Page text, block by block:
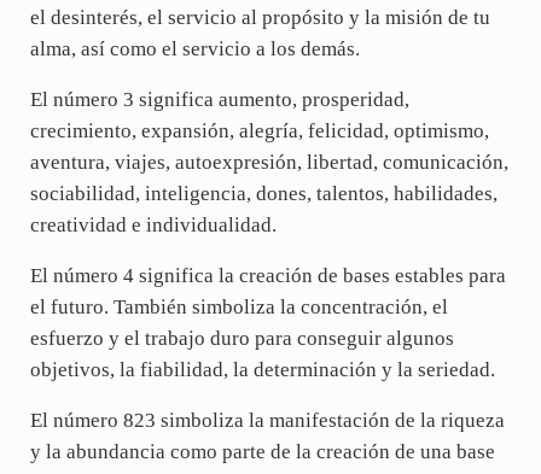
el desinterés, el servicio al propósito y la misión de tu
alma, así como el servicio a los demás.
El número 3 significa aumento, prosperidad,
crecimiento, expansión, alegría, felicidad, optimismo,
aventura, viajes, autoexpresión, libertad, comunicación,
sociabilidad, inteligencia, dones, talentos, habilidades,
creatividad e individualidad.
El número 4 significa la creación de bases estables para
el futuro. También simboliza la concentración, el
esfuerzo y el trabajo duro para conseguir algunos
objetivos, la fiabilidad, la determinación y la seriedad.
El número 823 simboliza la manifestación de la riqueza
y la abundancia como parte de la creación de una base